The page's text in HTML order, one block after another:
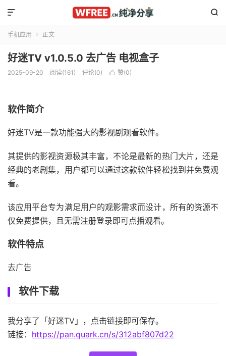


手机应用  正文
好迷TV v1.0.5.0 去广告 电视盒子
2025-09-20 阅读(161) 评论(0)  赞(0)
软件简介
好迷TV是一款功能强大的影视剧观看软件。
其提供的影视资源极其丰富，不论是最新的热门大片，还是
经典的老剧集，用户都可以通过这款软件轻松找到并免费观
看。
该应用平台专为满足用户的观影需求而设计，所有的资源不
仅免费提供，且无需注册登录即可点播观看。
软件特点
去广告
软件下载
我分享了「好迷TV」，点击链接即可保存。
链接： https://pan.quark.cn/s/312abf807d22